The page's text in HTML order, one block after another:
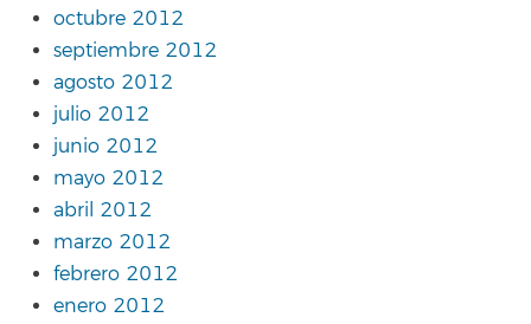
octubre 2012
septiembre 2012
agosto 2012
julio 2012
junio 2012
mayo 2012
abril 2012
marzo 2012
febrero 2012
enero 2012